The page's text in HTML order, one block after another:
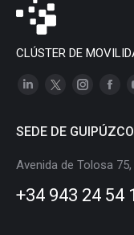
CLÚSTER DE
Linkedin
opens
window
X
opens
window
Instagram
opens
in
window
in
SEDE DE
Avenida de Tolosa
+34 943 24 54